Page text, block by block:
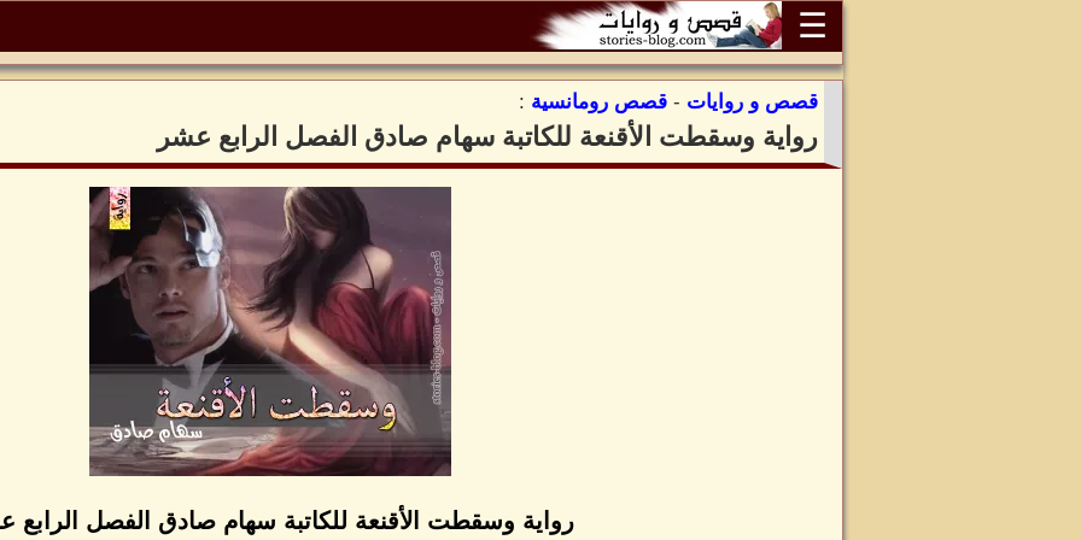
☰
قصص و روايات - قصص رومانسية :
رواية وسقطت الأقنعة للكاتبة سهام صادق الفصل الرابع عشر
رواية وسقطت الأقنعة للكاتبة سهام صادق الفصل الرابع